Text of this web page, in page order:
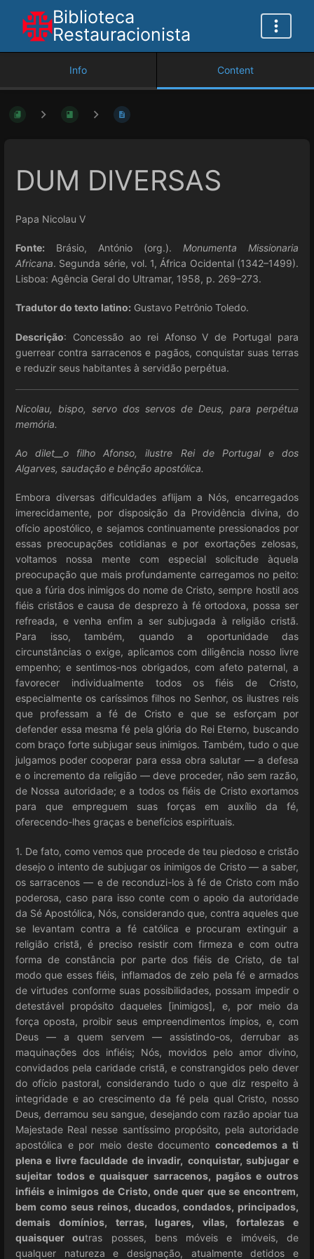
Biblioteca
Restauracionista
Info Content
DUM DIVERSAS
Papa Nicolau V
Fonte: Brásio, António (org.). Monumenta Missionaria
Africana. Segunda série, vol. 1, África Ocidental (1342–1499).
Lisboa: Agência Geral do Ultramar, 1958, p. 269–273.
Tradutor do texto latino: Gustavo Petrônio Toledo.
Descrição: Concessão ao rei Afonso V de Portugal para
guerrear contra sarracenos e pagãos, conquistar suas terras
e reduzir seus habitantes à servidão perpétua.
Nicolau, bispo, servo dos servos de Deus, para perpétua
memória.
Ao dilet__o
filho Afonso, ilustre Rei de Portugal e dos
Algarves, saudação e bênção apostólica.
Embora diversas dificuldades aflijam a Nós, encarregados
imerecidamente, por disposição da Providência divina, do
ofício apostólico, e sejamos continuamente pressionados por
essas preocupações cotidianas e por exortações zelosas,
voltamos nossa mente com especial solicitude àquela
preocupação que mais profundamente carregamos no peito:
que a fúria dos inimigos do nome de Cristo, sempre hostil aos
fiéis cristãos e causa de desprezo à fé ortodoxa, possa ser
refreada, e venha enfim a ser subjugada à religião cristã.
Para isso, também, quando a oportunidade das
circunstâncias o exige, aplicamos com diligência nosso livre
empenho; e sentimos-nos obrigados, com afeto paternal, a
favorecer individualmente todos os fiéis de Cristo,
especialmente os caríssimos filhos no Senhor, os ilustres reis
que professam a fé de Cristo e que se esforçam por
defender essa mesma fé pela glória do Rei Eterno, buscando
com braço forte subjugar seus inimigos. Também, tudo o que
julgamos poder cooperar para essa obra salutar — a defesa
e o incremento da religião — deve proceder, não sem razão,
de Nossa autoridade; e a todos os fiéis de Cristo exortamos
para que empreguem suas forças em auxílio da fé,
oferecendo-lhes graças e benefícios espirituais.
1. De fato, como vemos que procede de teu piedoso e cristão
desejo o intento de subjugar os inimigos de Cristo — a saber,
os sarracenos — e de reconduzi-los à fé de Cristo com mão
poderosa, caso para isso conte com o apoio da autoridade
da Sé Apostólica, Nós, considerando que, contra aqueles que
se levantam contra a fé católica e procuram extinguir a
religião cristã, é preciso resistir com firmeza e com outra
forma de constância por parte dos fiéis de Cristo, de tal
modo que esses fiéis, inflamados de zelo pela fé e armados
de virtudes conforme suas possibilidades, possam impedir o
detestável propósito daqueles [inimigos], e, por meio da
força oposta, proibir seus empreendimentos ímpios, e, com
Deus — a quem servem — assistindo-os, derrubar as
maquinações dos infiéis; Nós, movidos pelo amor divino,
convidados pela caridade cristã, e constrangidos pelo dever
do ofício pastoral, considerando tudo o que diz respeito à
integridade e ao crescimento da fé pela qual Cristo, nosso
Deus, derramou seu sangue, desejando com razão apoiar tua
Majestade Real nesse santíssimo propósito, pela autoridade
apostólica e por meio deste documento concedemos a ti
plena e livre faculdade de invadir, conquistar, subjugar e
sujeitar todos e quaisquer sarracenos, pagãos e outros
infiéis e inimigos de Cristo, onde quer que se encontrem,
bem como seus reinos, ducados, condados, principados,
demais domínios, terras, lugares, vilas, fortalezas e
quaisquer outras posses, bens móveis e imóveis, de
qualquer natureza e designação, atualmente detidos e